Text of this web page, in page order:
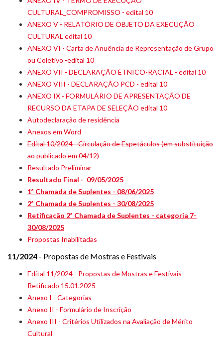
CULTURAL_COMPROMISSO - edital 10
ANEXO V - RELATÓRIO DE OBJETO DA EXECUÇÃO
CULTURAL edital 10
ANEXO VI - Carta de Anuência de Representação de Grupo
ou Coletivo -edital 10
ANEXO VII - DECLARAÇÃO ÉTNICO-RACIAL - edital 10
ANEXO VIII - DECLARAÇÃO PCD - edital 10
ANEXO IX - FORMULÁRIO DE APRESENTAÇÃO DE
RECURSO DA ETAPA DE SELEÇÃO edital 10
Autodeclaração de residência
Anexos em Word
Edital 10/2024 - Circulação de Espetáculos (em substituição
ao publicado em 04/12)
Resultado Preliminar
Resultado Final - 09/05/2025
1ª Chamada de Suplentes - 08/06/2025
2ª Chamada de Suplentes - 30/08/2025
Retificação 2ª Chamada de Suplentes - categoria 7-
30/08/2025
Propostas Inabilitadas
11/2024 - Propostas de Mostras e Festivais
Edital 11/2024 - Propostas de Mostras e Festivais -
Retificado 15.01.2025
Anexo I - Categorias
Anexo II - Formulário de Inscrição
Anexo III - Critérios Utilizados na Avaliação de Mérito
Cultural